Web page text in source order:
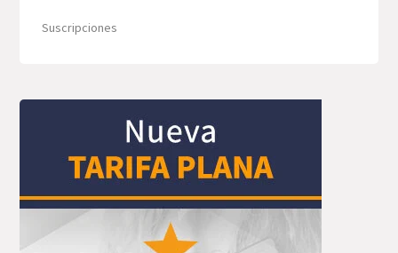
Suscripciones